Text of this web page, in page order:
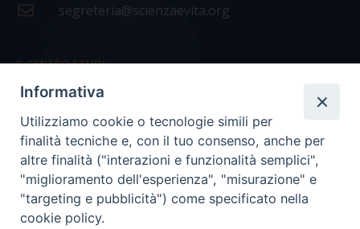
segreteria@scienzaevita.org
IL CENTRO STUDI
La nostra storia
Statuto
Presidenza e ufficio presidenza
Consiglio scientifico
Coordinamento nazionale
Informativa
Utilizziamo cookie o tecnologie simili per
finalità tecniche e, con il tuo consenso, anche per
altre finalità ("interazioni e funzionalità semplici",
"miglioramento dell'esperienza", "misurazione" e
"targeting e pubblicità") come specificato nella
cookie policy.